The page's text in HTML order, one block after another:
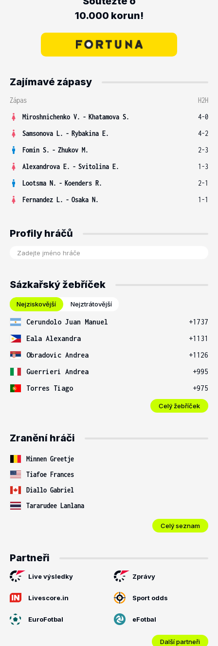
10.000 korun!
Zajímavé zápasy
Zápas
H2H
Miroshnichenko V. - Khatamova S.
4-0
Samsonova L. - Rybakina E.
4-2
Fomin S. - Zhukov M.
2-3
Alexandrova E. - Svitolina E.
1-3
Lootsma N. - Koenders R.
2-1
Fernandez L. - Osaka N. 1-1
Profily hráčů
Sázkařský žebříček
Nejziskovější Nejztrátovější
Cerundolo Juan Manuel
+1737
Eala Alexandra
+1131
Obradovic Andrea
+1126
Guerrieri Andrea
+995
Torres Tiago
+975
Celý žebříček
Zranění hráči
Minnen Greetje
Tiafoe Frances
Diallo Gabriel
Tararudee Lanlana
Celý seznam
Partneři
Live výsledky Zprávy
Livescore.in Sport odds
EuroFotbal eFotbal
Další partneři